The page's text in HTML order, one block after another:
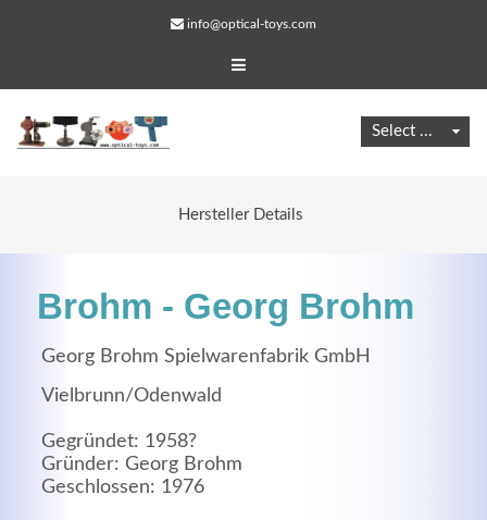
info@optical-toys.com
Hersteller Details
Brohm - Georg Brohm
Georg Brohm Spielwarenfabrik GmbH
Vielbrunn/Odenwald
Gegründet: 1958?
Gründer: Georg Brohm
Geschlossen: 1976
Web Projects
Lorem ipsum dolor sit amet, consectetuer adipiscing
elit. Aenean commodo ligula eget dolor.